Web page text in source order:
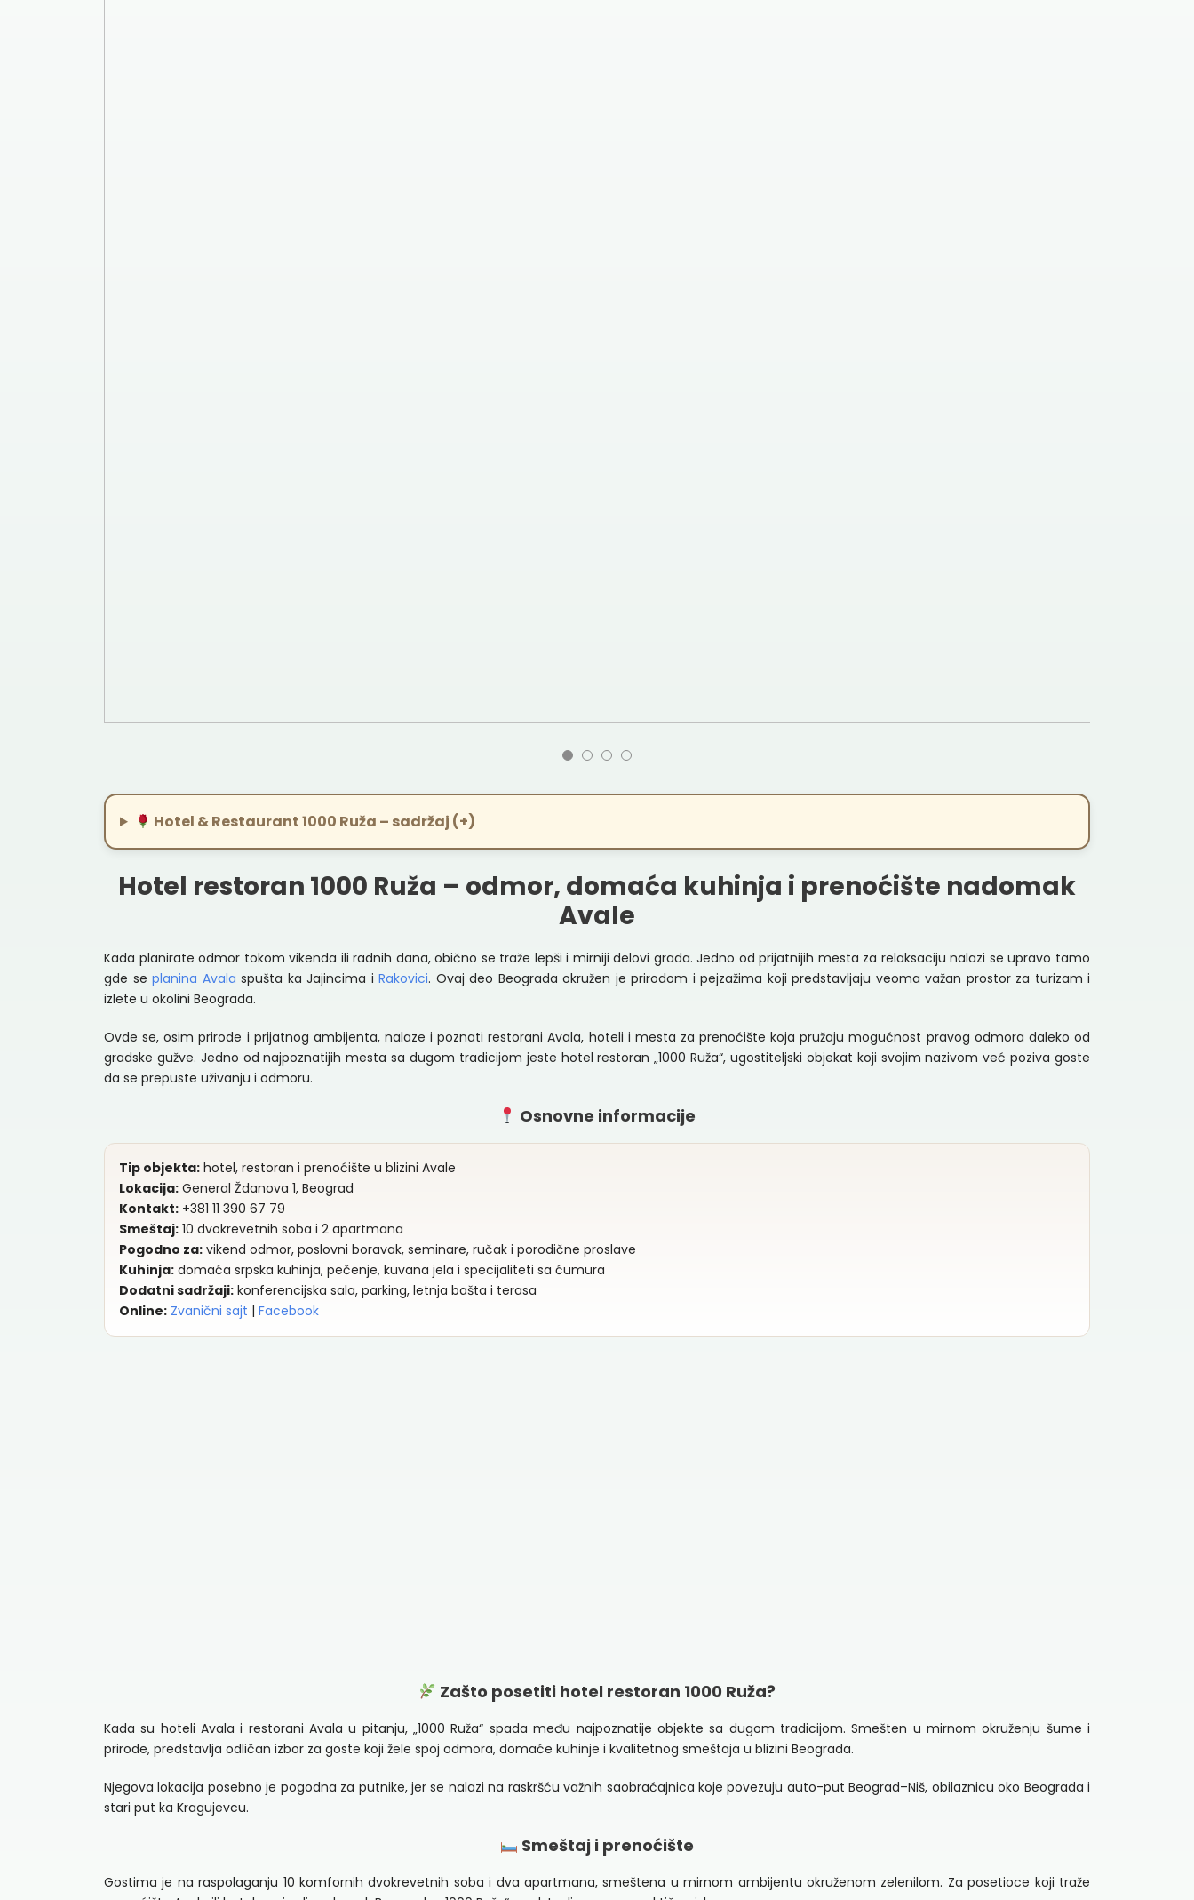
Hotel & Restaurant 1000 Ruža – sadržaj (+)
Hotel restoran 1000 Ruža – odmor, domaća kuhinja i prenoćište nadomak
Avale
Kada planirate odmor tokom vikenda ili radnih dana, obično se traže lepši i mirniji delovi grada. Jedno od prijatnijih mesta za relaksaciju nalazi se upravo tamo
gde se planina Avala spušta ka Jajincima i Rakovici. Ovaj deo Beograda okružen je prirodom i pejzažima koji predstavljaju veoma važan prostor za turizam i
izlete u okolini Beograda.
Ovde se, osim prirode i prijatnog ambijenta, nalaze i poznati restorani Avala, hoteli i mesta za prenoćište koja pružaju mogućnost pravog odmora daleko od
gradske gužve. Jedno od najpoznatijih mesta sa dugom tradicijom jeste hotel restoran „1000 Ruža“, ugostiteljski objekat koji svojim nazivom već poziva goste
da se prepuste uživanju i odmoru.
Osnovne informacije
Tip objekta: hotel, restoran i prenoćište u blizini Avale
Lokacija: General Ždanova 1, Beograd
Kontakt: +381 11 390 67 79
Smeštaj: 10 dvokrevetnih soba i 2 apartmana
Pogodno za: vikend odmor, poslovni boravak, seminare, ručak i porodične proslave
Kuhinja: domaća srpska kuhinja, pečenje, kuvana jela i specijaliteti sa ćumura
Dodatni sadržaji: konferencijska sala, parking, letnja bašta i terasa
Online: Zvanični sajt | Facebook
Zašto posetiti hotel restoran 1000 Ruža?
Kada su hoteli Avala i restorani Avala u pitanju, „1000 Ruža“ spada među najpoznatije objekte sa dugom tradicijom. Smešten u mirnom okruženju šume i
prirode, predstavlja odličan izbor za goste koji žele spoj odmora, domaće kuhinje i kvalitetnog smeštaja u blizini Beograda.
Njegova lokacija posebno je pogodna za putnike, jer se nalazi na raskršću važnih saobraćajnica koje povezuju auto-put Beograd–Niš, obilaznicu oko Beograda i
stari put ka Kragujevcu.
Smeštaj i prenoćište
Gostima je na raspolaganju 10 komfornih dvokrevetnih soba i dva apartmana, smeštena u mirnom ambijentu okruženom zelenilom. Za posetioce koji traže